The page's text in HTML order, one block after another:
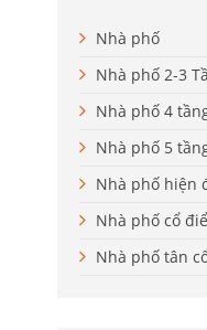
Nhà phố
Nhà phố 2-3
Nhà phố 4
Nhà phố 5
Nhà phố hiện
Nhà phố cổ
Nhà phố tân